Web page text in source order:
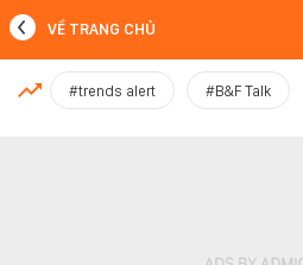
MỚI NHẤT
VỀ TRANG CHỦ
#trends alert #B&F Talk